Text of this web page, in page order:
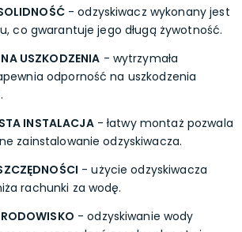
- odzyskiwacz wykonany jest
co gwarantuje jego długą żywotność.
USZKODZENIA - wytrzymała
odporność na uszkodzenia
INSTALACJA- łatwy montaż pozwala
zainstalowanie odzyskiwacza.
- użycie odzyskiwacza
rachunki za wodę.
- odzyskiwanie wody